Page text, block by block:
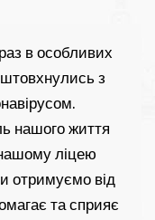
в особливих
з
нашого життя
ліцею
отримуємо від
та сприяє